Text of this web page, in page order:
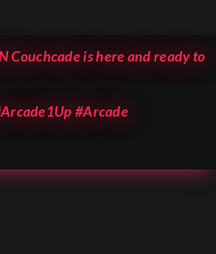
Couchcade is here and ready to
#Arcade